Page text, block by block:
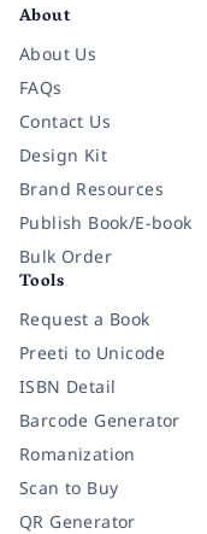
About
About Us
FAQs
Contact Us
Design Kit
Brand Resources
Publish Book/E-book
Bulk Order
Tools
Request a Book
Preeti to Unicode
ISBN Detail
Barcode Generator
Romanization
Scan to Buy
QR Generator